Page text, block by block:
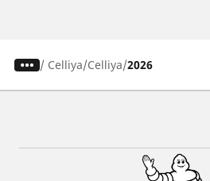
/ Celliya Celliya 2026